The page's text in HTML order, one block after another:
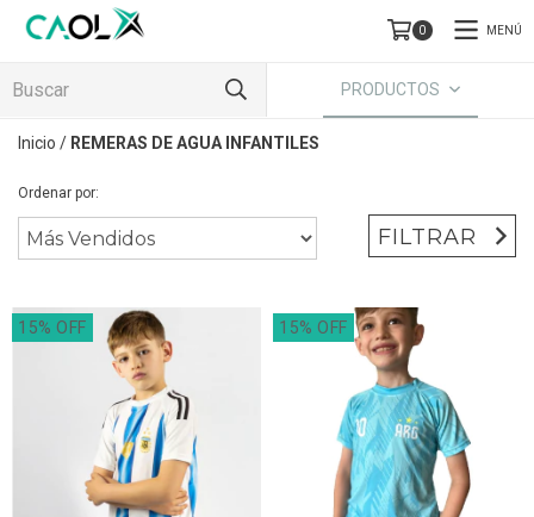
0 MENÚ
PRODUCTOS
Inicio / REMERAS DE AGUA INFANTILES
Ordenar por:
FILTRAR
15% OFF 15% OFF